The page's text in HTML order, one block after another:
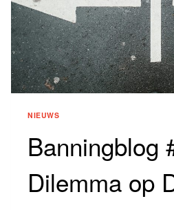
NIEUWS
Banningblog
Dilemma op